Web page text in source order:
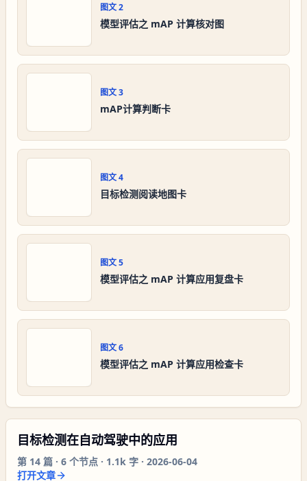
图文2
模型评估之 mAP 计算核对图
图文3
mAP计算判断卡
图文4
目标检测阅读地图卡
图文5
模型评估之 mAP 计算应用复盘卡
图文6
模型评估之 mAP 计算应用检查卡
目标检测在自动驾驶中的应用
第 14 篇 · 6 个节点 · 1.1k 字 · 2026-06-04
打开文章